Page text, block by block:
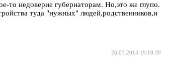
то недоверие губернаторам. Но,это же глупо.
туда "нужных" людей,родственников,и
26.07.2014 19:19:39